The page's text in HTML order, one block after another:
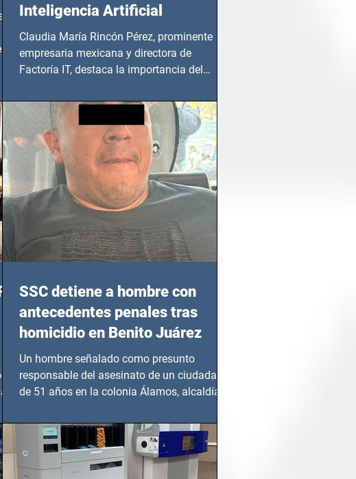
el
Inteligencia Artificial
Claudia María Rincón Pérez, prominente
empresaria mexicana y directora de
Factoría IT, destaca la importancia del
SSC detiene a hombre con
antecedentes penales tras
homicidio en Benito Juárez
Un hombre señalado como presunto
responsable del asesinato de un ciudadano
de 51 años en la colonia Álamos, alcaldía